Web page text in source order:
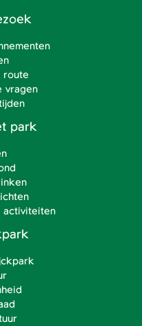
route
vragen
park
activiteiten